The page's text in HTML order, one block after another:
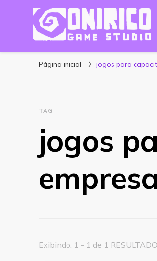
Blog
Página inicial jogos para
TAG
jogos
Exibindo: 1 - 1 de 1